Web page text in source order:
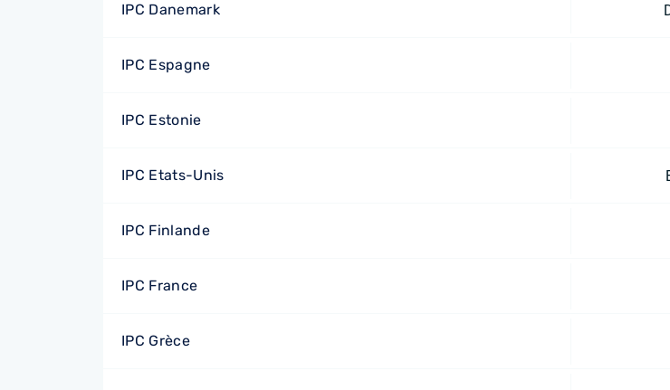
IPC Danemark
IPC Espagne
IPC Estonie
IPC Etats-Unis
IPC Finlande
IPC France
IPC Grèce